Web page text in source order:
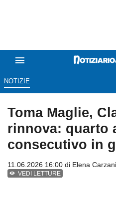
NOTIZIE
Toma Maglie,
rinnova: quarto
consecutivo in
11.06.2026 16:00 di Elena
VEDI LETTURE